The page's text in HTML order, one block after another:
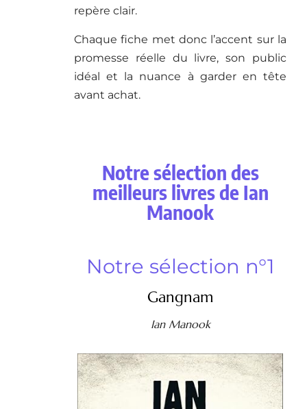
repère clair.
Chaque fiche met donc l’accent sur la
promesse réelle du livre, son public
idéal et la nuance à garder en tête
avant achat.
Notre sélection des
meilleurs livres de Ian
Manook
Notre sélection n°1
Gangnam
Ian Manook